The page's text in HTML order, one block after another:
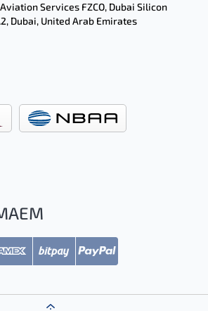
Services FZCO, Dubai Silicon
Dubai, United Arab Emirates